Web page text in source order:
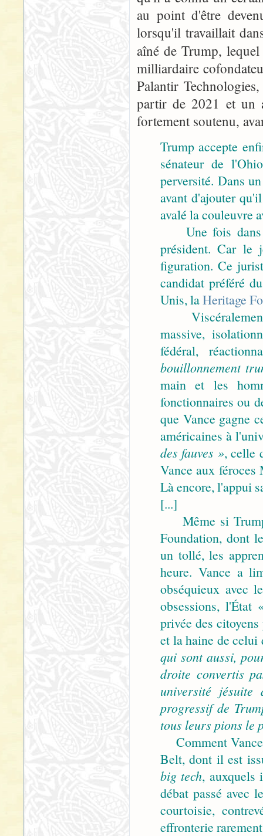
au point d'être
lorsqu'il travaillait
aîné de Trump,
milliardaire
Palantir
partir de 2021 et un
fortement soutenu,
Trump accepte
sénateur de
perversité. Dans
avant d'ajouter
avalé la couleuvre
Une fois dans
président. Car le
figuration. Ce
candidat préféré
Unis, laHeritage
Viscéralement
massive,
fédéral,
bouillonnement
main et les
fonctionnaires ou
que Vance gagne
américaines à
des fauves », celle
Vance aux
Là encore, l'appui
[...]
Même si Trump
Foundation, dont
un tollé, les
heure. Vance a
obséquieux avec
obsessions,
privée des
et la haine de
qui sont aussi,
droite convertis
université jésuite
progressif de
tous leurs pions le
Comment
Belt, dont il est
big tech, auxquels
débat passé avec
courtoisie,
effronterie